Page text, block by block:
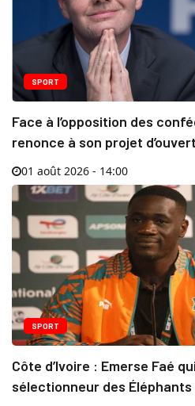
SPORT
Face à l’opposition des
renonce à son projet
01 août 2026 - 14:00
SPORT
Côte d’Ivoire : Emerse Faé
sélectionneur des Éléphants